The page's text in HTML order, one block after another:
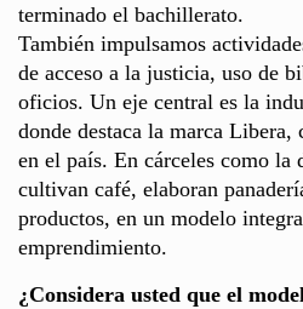
terminado el bachillerato.
También impulsamos
de acceso a la justicia, uso de
oficios. Un eje central es la
donde destaca la marca Libera,
en el país. En cárceles como la
cultivan café, elaboran
productos, en un modelo
emprendimiento.
¿Considera usted que el